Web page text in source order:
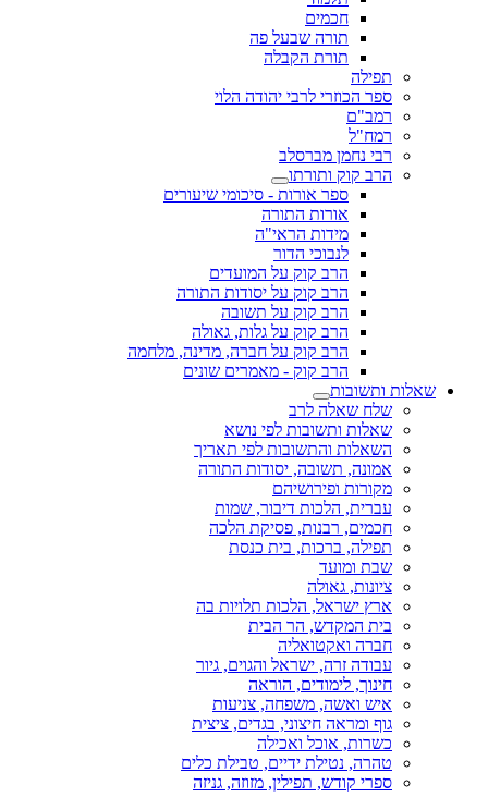
חכמים
תורה שבעל פה
תורת הקבלה
תפילה
ספר הכוזרי לרבי יהודה הלוי
רמב"ם
רמח"ל
רבי נחמן מברסלב
הרב קוק ותורתו
ספר אורות - סיכומי שיעורים
אורות התורה
מידות הראי"ה
לנבוכי הדור
הרב קוק על המועדים
הרב קוק על יסודות התורה
הרב קוק על תשובה
הרב קוק על גלות, גאולה
הרב קוק על חברה, מדינה, מלחמה
הרב קוק - מאמרים שונים
שאלות ותשובות
שלח שאלה לרב
שאלות ותשובות לפי נושא
השאלות והתשובות לפי תאריך
אמונה, תשובה, יסודות התורה
מקורות ופירושיהם
עברית, הלכות דיבור, שמות
חכמים, רבנות, פסיקת הלכה
תפילה, ברכות, בית כנסת
שבת ומועד
ציונות, גאולה
ארץ ישראל, הלכות תלויות בה
בית המקדש, הר הבית
חברה ואקטואליה
עבודה זרה, ישראל והגוים, גיור
חינוך, לימודים, הוראה
איש ואשה, משפחה, צניעות
גוף ומראה חיצוני, בגדים, ציצית
כשרות, אוכל ואכילה
טהרה, נטילת ידיים, טבילת כלים
ספרי קודש, תפילין, מזוזה, גניזה